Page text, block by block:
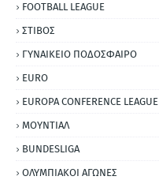
FOOTBALL LEAGUE
ΣΤΙΒΟΣ
ΓΥΝΑΙΚΕΙΟ ΠΟΔΟΣΦΑΙΡΟ
EURO
EUROPA CONFERENCE LEAGUE
ΜΟΥΝΤΙΑΛ
BUNDESLIGA
ΟΛΥΜΠΙΑΚΟΙ ΑΓΩΝΕΣ